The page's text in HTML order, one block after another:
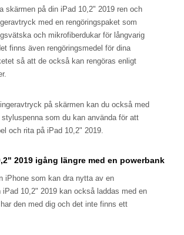
skärmen på din iPad 10,2" 2019 ren och
med en rengöringspaket som
och mikrofiberdukar för långvarig
finns även rengöringsmedel för dina
så att de också kan rengöras enligt
på skärmen kan du också med
som du kan använda för att
och rita på iPad 10,2" 2019.
2019 igång längre med en powerbank
iPhone som kan dra nytta av en
iPad 10,2" 2019 kan också laddas med en
den med dig och det inte finns ett